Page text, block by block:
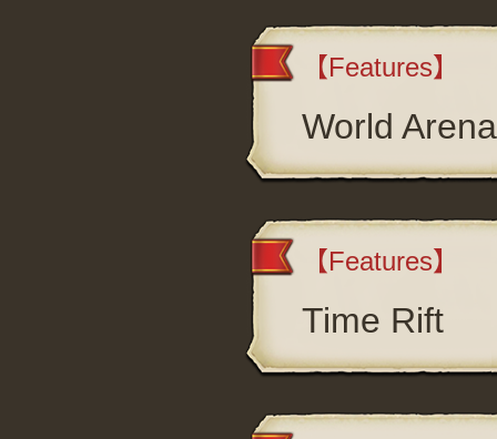
【Features】
World Arena
【Features】
Time Rift